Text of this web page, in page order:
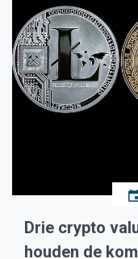
Drie crypto
houden de